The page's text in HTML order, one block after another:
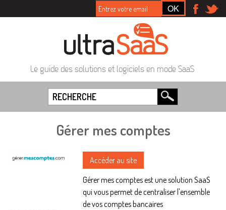
Le guide des solutions et logiciels en mode SaaS
Gérer mes comptes
Accéder au site
Gérer mes comptes est une solution SaaS
qui vous permet de centraliser l'ensemble
de vos comptes bancaires